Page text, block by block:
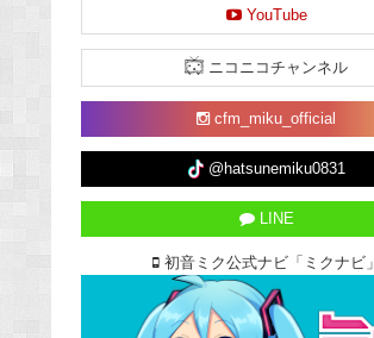
YouTube
ニコニコチャンネル
cfm_miku_official
@hatsunemiku0831
LINE
初音ミク公式ナビ「ミクナビ」